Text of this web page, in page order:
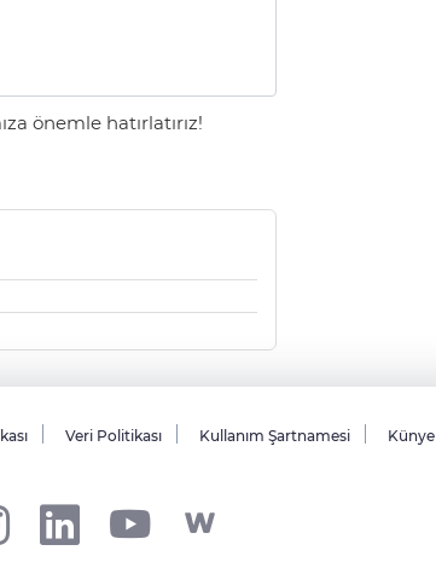
önemle hatırlatırız!
Veri Politikası Kullanım Şartnamesi Künye